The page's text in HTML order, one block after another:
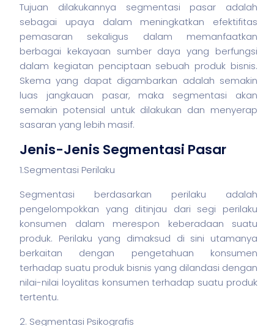
Tujuan dilakukannya segmentasi pasar adalah
sebagai upaya dalam meningkatkan efektifitas
pemasaran sekaligus dalam memanfaatkan
berbagai kekayaan sumber daya yang berfungsi
dalam kegiatan penciptaan sebuah produk bisnis.
Skema yang dapat digambarkan adalah semakin
luas jangkauan pasar, maka segmentasi akan
semakin potensial untuk dilakukan dan menyerap
sasaran yang lebih masif.
Jenis-Jenis Segmentasi Pasar
1.Segmentasi Perilaku
Segmentasi berdasarkan perilaku adalah
pengelompokkan yang ditinjau dari segi perilaku
konsumen dalam merespon keberadaan suatu
produk. Perilaku yang dimaksud di sini utamanya
berkaitan dengan pengetahuan konsumen
terhadap suatu produk bisnis yang dilandasi dengan
nilai-nilai loyalitas konsumen terhadap suatu produk
tertentu.
2. Segmentasi Psikografis